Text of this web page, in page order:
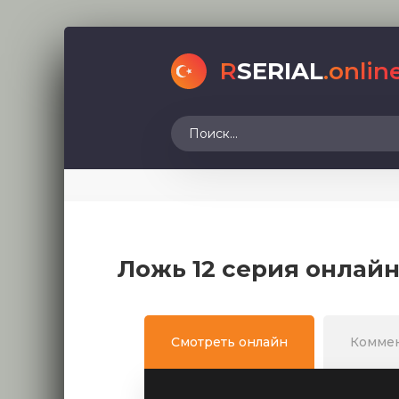
RSERIAL
Ложь 12 серия
Смотреть онлайн